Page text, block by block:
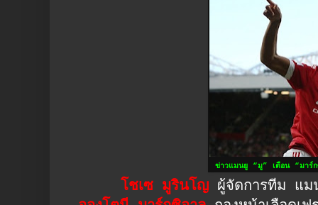
ข่าวแมนยู “มู” เตือน “มาร์ก
โชเซ มูรินโญ ผู้จัดการทีม แม